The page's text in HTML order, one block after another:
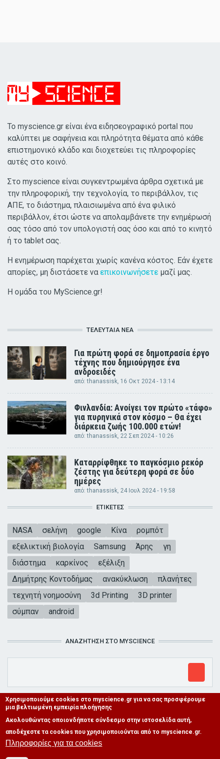
Χρησιμοποιούμε cookies στο myscience.gr για να σας προσφέρουμε
μια βελτιωμένη εμπειρία πλοήγησης
Ακολουθώντας οποιονδήποτε σύνδεσμο στην ιστοσελίδα αυτή,
αποδέχεστε τα cookies που χρησιμοποιούνται από το myscience.gr.
Πληροφορίες για τα cookies
Το myscience.gr είναι ένα ειδησεογραφικό portal που
καλύπτει με σαφήνεια και πληρότητα θέματα από κάθε
επιστημονικό κλάδο και διοχετεύει τις πληροφορίες
αυτές στο κοινό.
Στο myscience είναι συγκεντρωμένα άρθρα σχετικά με
την πληροφορική, την τεχνολογία, το περιβάλλον, τις
ΑΠΕ, το διάστημα, πλαισιωμένα από ένα φιλικό
περιβάλλον, έτσι ώστε να απολαμβάνετε την ενημέρωσή
σας τόσο από τον υπολογιστή σας όσο και από το κινητό
ή το tablet σας.
Η ενημέρωση παρέχεται χωρίς κανένα κόστος. Εάν έχετε
απορίες, μη διστάσετε να επικοινωνήσετε μαζί μας.
Η ομάδα του MyScience.gr!
ΤΕΛΕΥΤΑΊΑ ΝΈΑ
Για πρώτη φορά σε δημοπρασία έργο
τέχνης που δημιούργησε ένα
ανδροειδές
από:thanassisk, 16 Οκτ 2024 - 13:14
Φινλανδία: Ανοίγει τον πρώτο «τάφο»
για πυρηνικά στον κόσμο – Θα έχει
διάρκεια ζωής 100.000 ετών!
από:thanassisk, 22 Σεπ 2024 - 10:26
Καταρρίφθηκε το παγκόσμιο ρεκόρ
ζέστης για δεύτερη φορά σε δύο
ημέρες
από:thanassisk, 24 Ιουλ 2024 - 19:58
ΕΤΙΚΈΤΕΣ
NASA σελήνη google Κίνα
ρομπότ
εξελικτική βιολογία
Samsung Άρης
γη
διάστημα
καρκίνος
εξέλιξη
Δημήτρης Κοντοδήμας
ανακύκλωση
πλανήτες
τεχνητή νοημοσύνη
3d Printing
3D printer
σύμπαν
android
ΑΝΑΖΉΤΗΣΗ ΣΤΟ MYSCIENCE